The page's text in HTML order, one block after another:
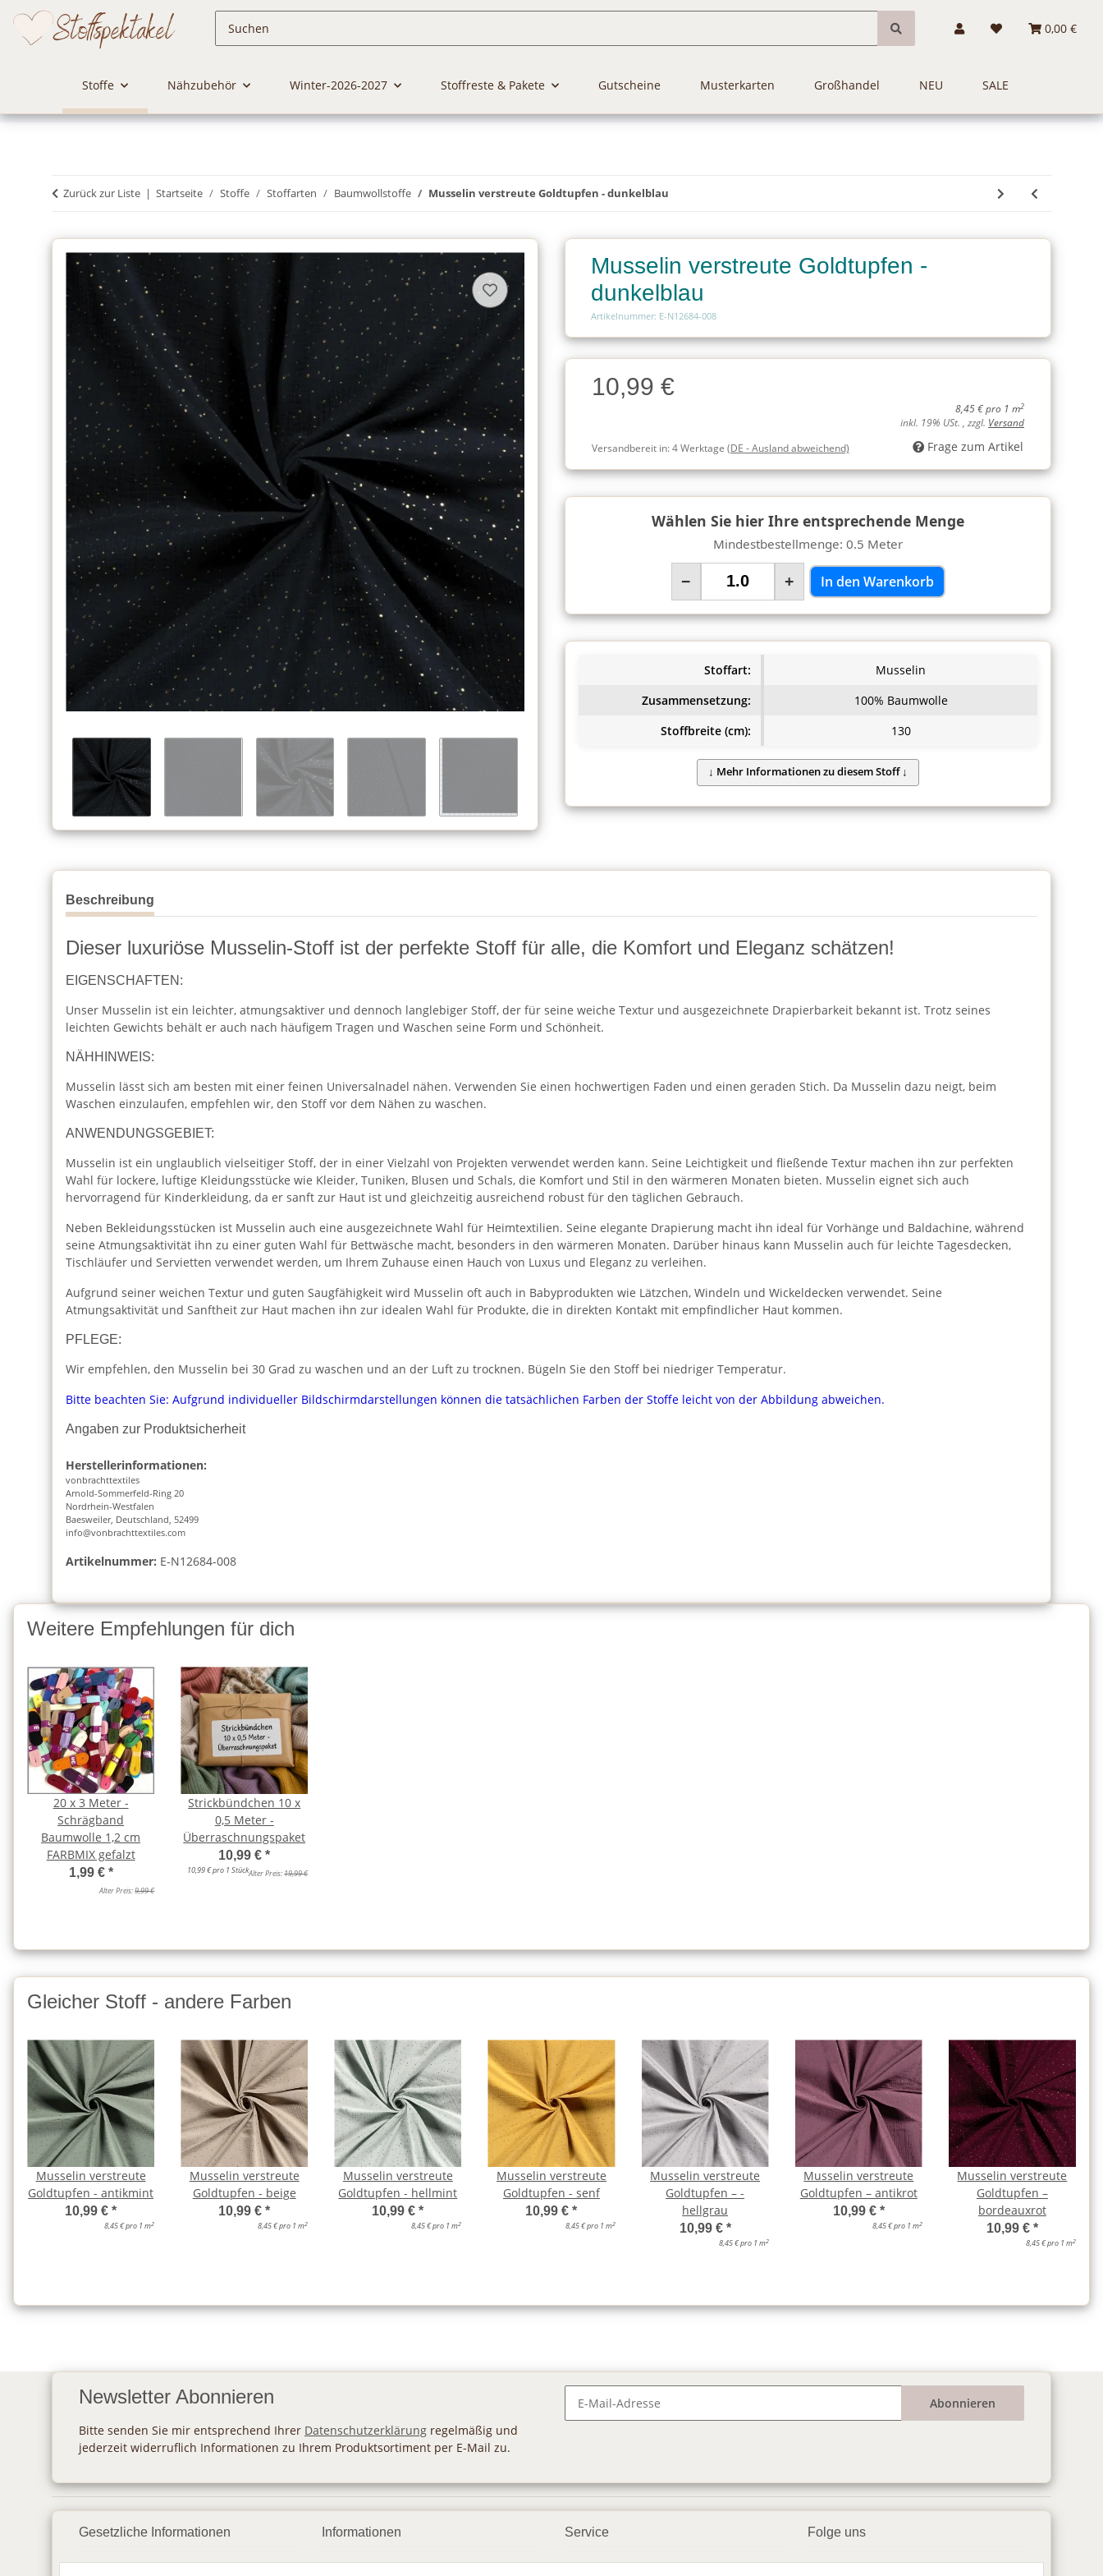
0,00 €
Stoffe Nähzubehör Winter-2026-2027 Stoffreste & Pakete Gutscheine Musterkarten Großhandel NEU SALE
Zurück zur Liste Startseite Stoffe Stoffarten Baumwollstoffe Musselin verstreute Goldtupfen - dunkelblau
Musselin verstreute Goldtupfen -
dunkelblau
Artikelnummer: E-N12684-008
Charge
Charge10,99 €
8,45 € pro 1 m2
inkl. 19% USt. , zzgl. Versand
Versandbereit in:4 Werktage (DE - Ausland abweichend) Frage zum Artikel
Wählen Sie hier Ihre entsprechende Menge
Mindestbestellmenge: 0.5 Meter
− + In den Warenkorb
Stoffart:
Musselin
Zusammensetzung:
100% Baumwolle
Stoffbreite (cm):
130
Beschreibung
Dieser luxuriöse Musselin-Stoff ist der perfekte Stoff für alle, die Komfort und Eleganz schätzen!
EIGENSCHAFTEN:
Unser Musselin ist ein leichter, atmungsaktiver und dennoch langlebiger Stoff, der für seine weiche Textur und ausgezeichnete Drapierbarkeit bekannt ist. Trotz seines
leichten Gewichts behält er auch nach häufigem Tragen und Waschen seine Form und Schönheit.
NÄHHINWEIS:
Musselin lässt sich am besten mit einer feinen Universalnadel nähen. Verwenden Sie einen hochwertigen Faden und einen geraden Stich. Da Musselin dazu neigt, beim
Waschen einzulaufen, empfehlen wir, den Stoff vor dem Nähen zu waschen.
ANWENDUNGSGEBIET:
Musselin ist ein unglaublich vielseitiger Stoff, der in einer Vielzahl von Projekten verwendet werden kann. Seine Leichtigkeit und fließende Textur machen ihn zur perfekten
Wahl für lockere, luftige Kleidungsstücke wie Kleider, Tuniken, Blusen und Schals, die Komfort und Stil in den wärmeren Monaten bieten. Musselin eignet sich auch
hervorragend für Kinderkleidung, da er sanft zur Haut ist und gleichzeitig ausreichend robust für den täglichen Gebrauch.
Neben Bekleidungsstücken ist Musselin auch eine ausgezeichnete Wahl für Heimtextilien. Seine elegante Drapierung macht ihn ideal für Vorhänge und Baldachine, während
seine Atmungsaktivität ihn zu einer guten Wahl für Bettwäsche macht, besonders in den wärmeren Monaten. Darüber hinaus kann Musselin auch für leichte Tagesdecken,
Tischläufer und Servietten verwendet werden, um Ihrem Zuhause einen Hauch von Luxus und Eleganz zu verleihen.
Aufgrund seiner weichen Textur und guten Saugfähigkeit wird Musselin oft auch in Babyprodukten wie Lätzchen, Windeln und Wickeldecken verwendet. Seine
Atmungsaktivität und Sanftheit zur Haut machen ihn zur idealen Wahl für Produkte, die in direkten Kontakt mit empfindlicher Haut kommen.
PFLEGE:
Wir empfehlen, den Musselin bei 30 Grad zu waschen und an der Luft zu trocknen. Bügeln Sie den Stoff bei niedriger Temperatur.
Bitte beachten Sie: Aufgrund individueller Bildschirmdarstellungen können die tatsächlichen Farben der Stoffe leicht von der Abbildung abweichen.
Angaben zur Produktsicherheit
Herstellerinformationen:
vonbrachttextiles
Arnold-Sommerfeld-Ring 20
Nordrhein-Westfalen
Baesweiler, Deutschland, 52499
info@vonbrachttextiles.com
Artikelnummer: E-N12684-008
Weitere Empfehlungen für dich
20 x 3 Meter -
Schrägband
Baumwolle 1,2 cm
FARBMIX gefalzt
1,99 € *
Alter Preis:9,99 €
Strickbündchen 10 x
0,5 Meter -
Überraschnungspaket
10,99 €*
10,99 € pro 1 StückAlter Preis:19,99 €
Gleicher Stoff - andere Farben
Musselin verstreute
Goldtupfen - antikmint
10,99 €*
8,45 € pro 1 m2
Musselin verstreute
Goldtupfen - beige
10,99 €*
8,45 € pro 1 m2
Musselin verstreute
Goldtupfen - hellmint
10,99 €*
8,45 € pro 1 m2
Musselin verstreute
Goldtupfen - senf
10,99 €*
8,45 € pro 1 m2
Musselin verstreute
Goldtupfen – -
hellgrau
10,99 € *
8,45 € pro 1 m2
Musselin verstreute
Goldtupfen – antikrot
10,99 € *
8,45 € pro 1 m2
Musselin verstreute
Goldtupfen –
bordeauxrot
10,99 € *
8,45 € pro 1 m2
Newsletter Abonnieren
Bitte senden Sie mir entsprechend Ihrer Datenschutzerklärung regelmäßig und
jederzeit widerruflich Informationen zu Ihrem Produktsortiment per E-Mail zu.
Abonnieren
Gesetzliche Informationen Informationen Service Folge uns